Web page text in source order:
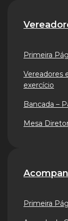
Primeira
Vereadores
exercício
Bancada –
Mesa
Primeira